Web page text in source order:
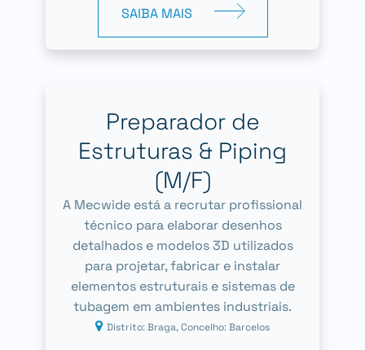
SAIBA MAIS
Preparador de
Estruturas & Piping
(M/F)
A Mecwide está a recrutar profissional
técnico para elaborar desenhos
detalhados e modelos 3D utilizados
para projetar, fabricar e instalar
elementos estruturais e sistemas de
tubagem em ambientes industriais.
Distrito: Braga, Concelho: Barcelos